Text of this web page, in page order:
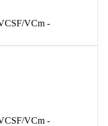
VCm -
VCm -